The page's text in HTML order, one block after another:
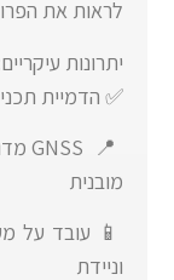
לראות את
יתרונות
✅ הדמיית
מובנית
וניידת